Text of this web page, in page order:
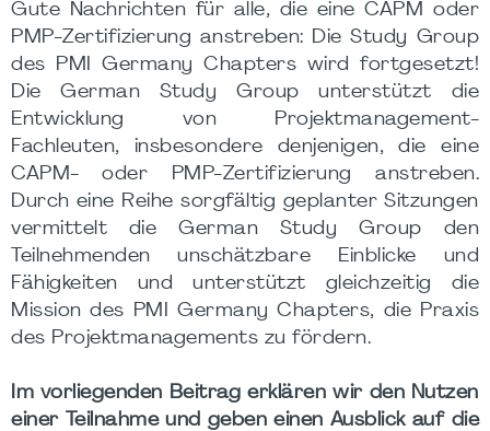
Gute Nachrichten für alle, die eine CAPM oder
PMP-Zertifizierung anstreben: Die Study Group
des PMI Germany Chapters wird fortgesetzt!
Die German Study Group unterstützt die
Entwicklung von Projektmanagement-
Fachleuten, insbesondere denjenigen, die eine
CAPM- oder PMP-Zertifizierung anstreben.
Durch eine Reihe sorgfältig geplanter Sitzungen
vermittelt die German Study Group den
Teilnehmenden unschätzbare Einblicke und
Fähigkeiten und unterstützt gleichzeitig die
Mission des PMI Germany Chapters, die Praxis
des Projektmanagements zu fördern.
Im vorliegenden Beitrag erklären wir den Nutzen
einer Teilnahme und geben einen Ausblick auf die